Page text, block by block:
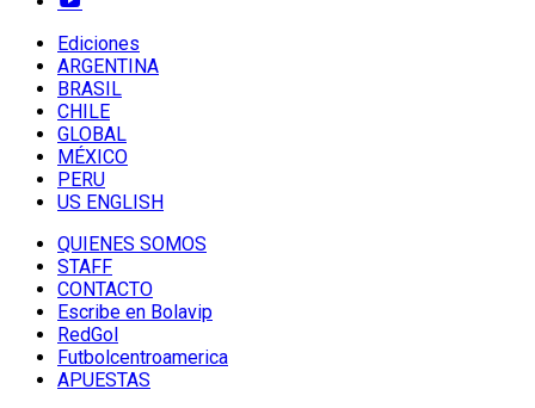
Ediciones
ARGENTINA
BRASIL
CHILE
GLOBAL
MÉXICO
PERU
US ENGLISH
QUIENES SOMOS
STAFF
CONTACTO
Escribe en Bolavip
RedGol
Futbolcentroamerica
APUESTAS